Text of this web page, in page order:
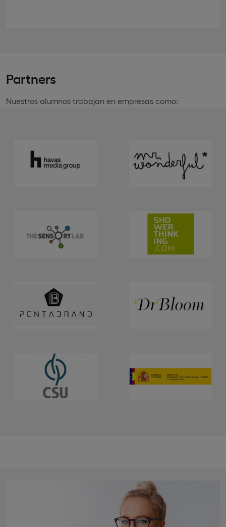
Partners
Nuestros alumnos trabajan en empresas como: